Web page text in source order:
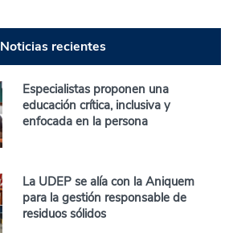
Noticias recientes
Especialistas proponen una
educación crítica, inclusiva y
enfocada en la persona
La UDEP se alía con la Aniquem
para la gestión responsable de
residuos sólidos